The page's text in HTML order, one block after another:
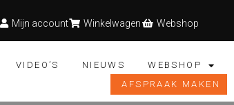
Mijn account Winkelwagen Webshop
VIDEO’S NIEUWS
WEBSHOP
AFSPRAAK MAKEN